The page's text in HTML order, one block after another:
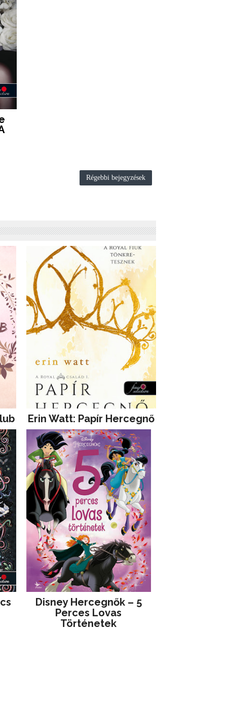
Régebbi bejegyzések
Erin Watt: Papír Hercegnő
Disney ​Hercegnők – 5
Perces Lovas
Történetek